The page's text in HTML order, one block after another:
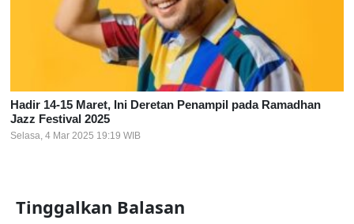
Hadir 14-15 Maret, Ini Deretan Penampil pada Ramadhan
Jazz Festival 2025
Selasa, 4 Mar 2025 19:19 WIB
Tinggalkan Balasan